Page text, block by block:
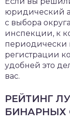
юридический
с выбора
инспекции, к
периодически
регистрации
удобней это
вас.
РЕЙТИНГ
БИНАРНЫХ